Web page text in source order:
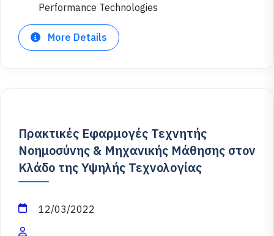
Performance Technologies
More Details
Πρακτικές Εφαρμογές Τεχνητής
Νοημοσύνης & Μηχανικής Μάθησης στον
Κλάδο της Υψηλής Τεχνολογίας
12/03/2022